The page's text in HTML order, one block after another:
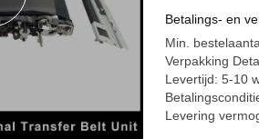
Betalings- en
Min.
Verpakking
Levertijd: 5-10
Levering